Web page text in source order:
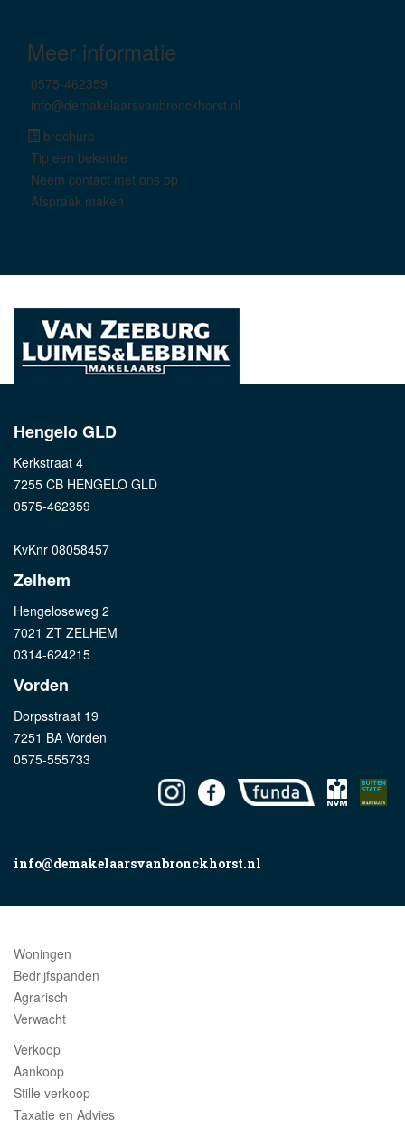
Meer informatie
0575-462359
info@demakelaarsvanbronckhorst.nl
brochure
Tip een bekende
Neem contact met ons op
Afspraak maken
Hengelo GLD
Kerkstraat 4
7255 CB HENGELO GLD
0575-462359
KvKnr 08058457
Zelhem
Hengeloseweg 2
7021 ZT ZELHEM
0314-624215
Vorden
Dorpsstraat 19
7251 BA Vorden
0575-555733
info@demakelaarsvanbronckhorst.nl
Woningen
Bedrijfspanden
Agrarisch
Verwacht
Verkoop
Aankoop
Stille verkoop
Taxatie en Advies